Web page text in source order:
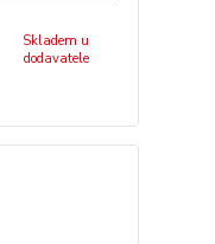
Skladem u
dodavatele